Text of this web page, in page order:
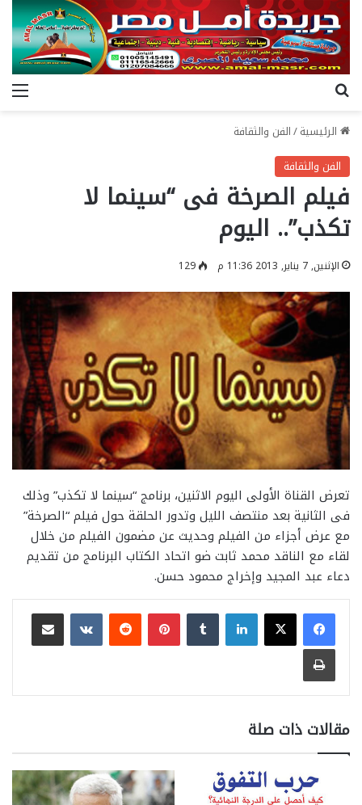
الرئيسية/الفن والثقافة
الفن والثقافة
فيلم الصرخة فى “سينما لا
تكذب”.. اليوم
الإثنين, 7 يناير, 2013 11:36 م 129
تعرض القناة الأولى اليوم الاثنين، برنامج “سينما لا تكذب” وذلك
فى الثانية بعد منتصف الليل وتدور الحلقة حول فيلم “الصرخة”
مع عرض أجزاء من الفيلم وحديث عن مضمون الفيلم من خلال
لقاء مع الناقد محمد ثابت ضو اتحاد الكتاب البرنامج من تقديم
دعاء عبد المجيد وإخراج محمود حسن.
لينكدإن بينتيريست
مشاركة عبر البريد
طباعة
مقالات ذات صلة